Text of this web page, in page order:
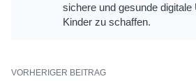
sichere und gesunde digitale
Kinder zu schaffen.
VORHERIGER BEITRAG